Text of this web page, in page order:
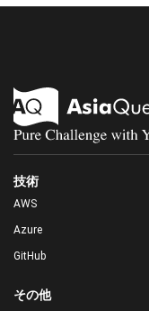
技術
AWS
Azure
GitHub
その他